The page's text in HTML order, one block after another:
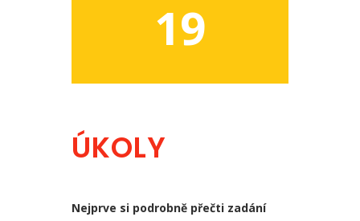
19
ÚKOLY
Nejprve si podrobně přečti zadání